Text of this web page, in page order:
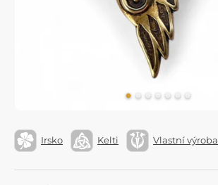
Irsko Kelti Vlastní výroba